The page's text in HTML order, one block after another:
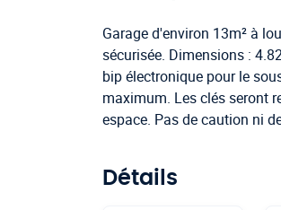
Garage d'environ 13m² à
sécurisée. Dimensions :
bip électronique pour le
maximum. Les clés seront
espace. Pas de caution ni
Détails